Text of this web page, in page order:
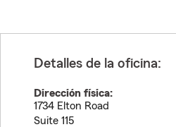
Detalles de la oficina:
Dirección física:
1734 Elton Road
Suite 115